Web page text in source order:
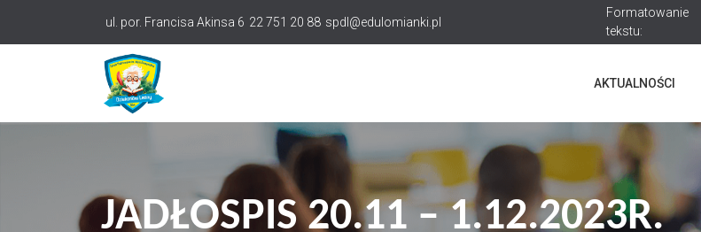
ul. por. Francisa Akinsa 6 22 751 20 88 spdl@edulomianki.pl
Formatowanie
tekstu:
AKTUALNOŚCI
JADŁOSPIS 20.11 – 1.12.2023R.